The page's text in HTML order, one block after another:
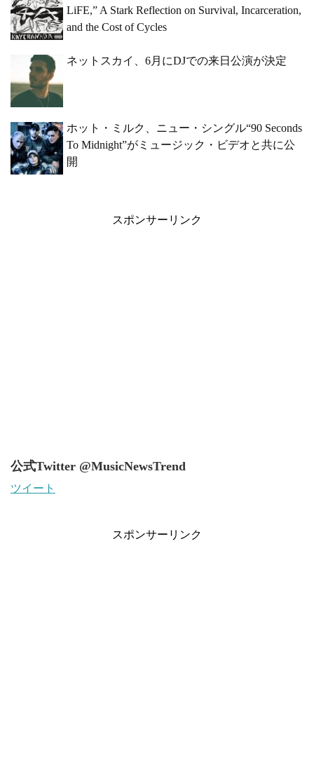
LiFE,” A Stark Reflection on Survival, Incarceration,
and the Cost of Cycles
ネットスカイ、6月にDJでの来日公演が決定
ホット・ミルク、ニュー・シングル“90 Seconds
To Midnight”がミュージック・ビデオと共に公
開
スポンサーリンク
公式Twitter @MusicNewsTrend
ツイート
スポンサーリンク